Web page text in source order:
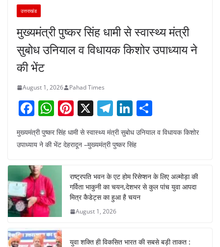
उत्तराखंड
मुख्यमंत्री पुष्कर सिंह धामी से स्वास्थ्य मंत्री
सुबोध उनियाल व विधायक किशोर उपाध्याय ने
की भेंट
August 1, 2026 Pahad Times
F
a
c
b
o
o
k
W
h
at
A
p
p
Pi
nt
er
e
st
X T
el
e
gr
a
m
Li
n
k
dI
n
ar
मुख्यमंत्री पुष्कर सिंह धामी से स्वास्थ्य मंत्री सुबोध उनियाल व विधायक किशोर
उपाध्याय ने की भेंट देहरादून –मुख्यमंत्री पुष्कर सिंह
राष्ट्रपति भवन के एट होम रिसेप्शन के लिए अल्मोड़ा की
गर्विता भाकुनी का चयन,देशभर से कुल पांच युवा आपदा
मित्र कैडेट्स का हुआ है चयन
August 1, 2026
युवा शक्ति ही विकसित भारत की सबसे बड़ी ताकत :